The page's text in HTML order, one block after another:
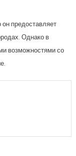
предоставляет
Однако в
возможностями со